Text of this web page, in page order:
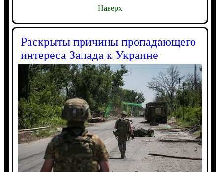
Наверх
Раскрыты причины пропадающего
интереса Запада к Украине